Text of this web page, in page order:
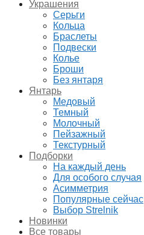
Украшения
Серьги
Кольца
Браслеты
Подвески
Колье
Броши
Без янтаря
Янтарь
Медовый
Темный
Молочный
Пейзажный
Текстурный
Подборки
На каждый день
Для особого случая
Асимметрия
Популярные сейчас
Выбор Strelnik
Новинки
Все товары